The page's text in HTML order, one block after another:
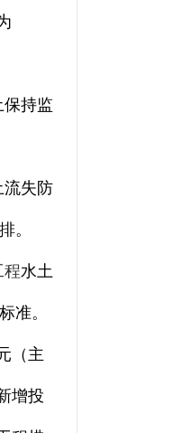
保持监
流失防
。
程水土
准。
（ 主
增投